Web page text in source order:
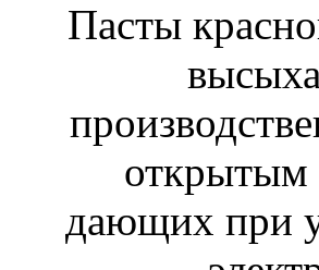
Пасты
открытым
дающих при